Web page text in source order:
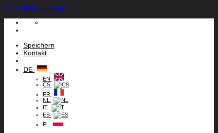
Zum Inhalt springen
Speichern
Kontakt
DE
EN
CS
FR
NL
IT
ES
PL